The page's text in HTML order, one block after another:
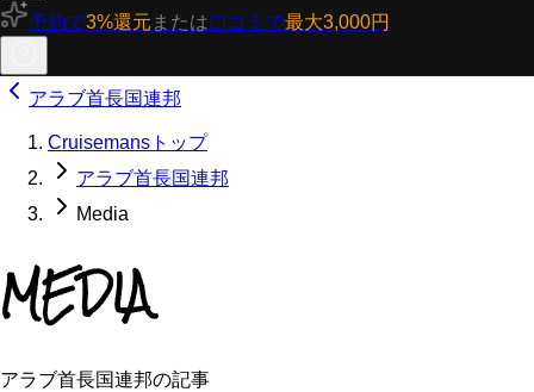
予約で3%還元 または口コミで最大3,000円
アラブ首長国連邦
Cruisemansトップ
アラブ首長国連邦
Media
MEDIA
アラブ首長国連邦の記事